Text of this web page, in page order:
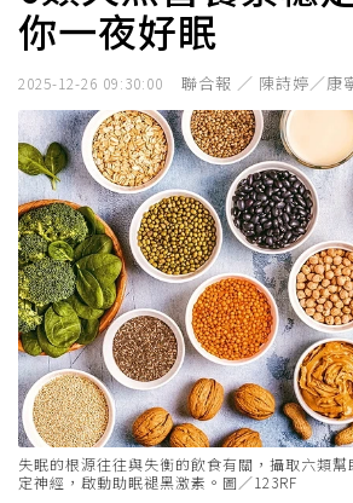
你一夜好眠
2025-12-26 09:30:00 聯合報 ／ 陳詩婷／康
失眠的根源往往與失衡的飲食有關，攝取六類
定神經，啟動助眠褪黑激素。圖／123RF